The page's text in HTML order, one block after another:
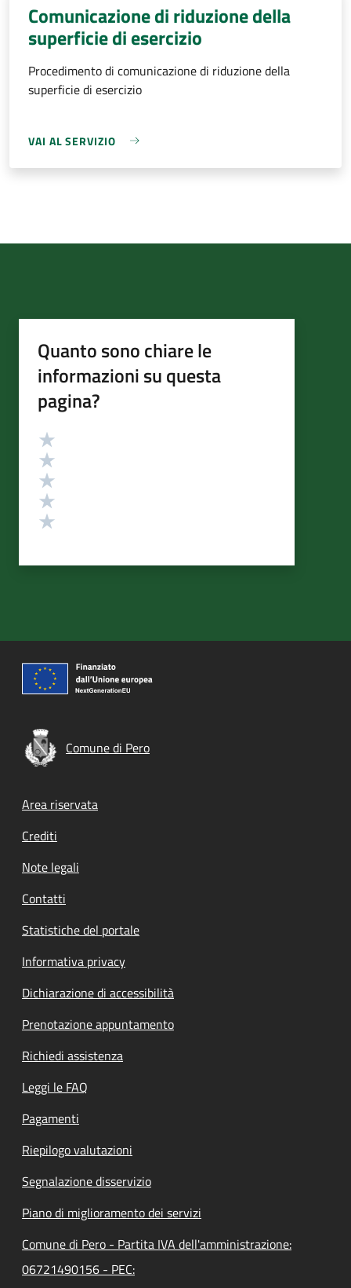
Comunicazione di riduzione della
superficie di esercizio
Procedimento di comunicazione di riduzione della
superficie di esercizio
VAI AL SERVIZIO
Quanto sono chiare le
informazioni su questa
pagina?
Valutazione
Comune di Pero
Footer menu
Area riservata
Crediti
Note legali
Contatti
Statistiche del portale
Informativa privacy
Dichiarazione di accessibilità
Prenotazione appuntamento
Richiedi assistenza
Leggi le FAQ
Pagamenti
Riepilogo valutazioni
Segnalazione disservizio
Piano di miglioramento dei servizi
Comune di Pero - Partita IVA dell'amministrazione:
06721490156 - PEC: